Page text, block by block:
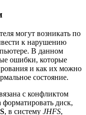
могут возникать по
к нарушению
В данном
ошибки, которые
и как их можно
состояние.
с конфликтом
диск,
, в систему JHFS,